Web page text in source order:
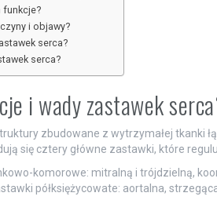
funkcje?
i objawy?
serca?
serca?
i wady zastawek
zbudowane z wytrzymałej tkanki
się cztery główne zastawki, które
komorowe: mitralną i trójdzielną,
półksiężycowate: aortalna,